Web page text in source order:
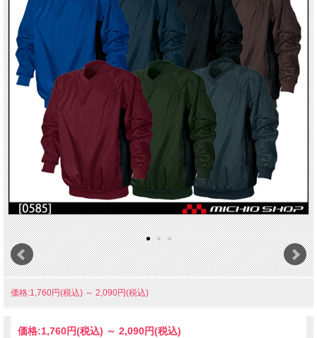
価格:1,760円(税込) ～ 2,090円(税込)
価格:1,760円(税込) ～ 2,090円(税込)